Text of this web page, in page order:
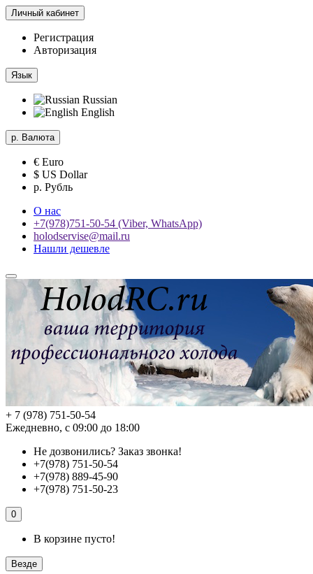
Личный кабинет
Регистрация
Авторизация
Язык
Russian
English
р. Валюта
€ Euro
$ US Dollar
р. Рубль
О нас
+7(978)751-50-54 (Viber, WhatsApp)
holodservise@mail.ru
Нашли дешевле
+ 7 (978) 751-50-54
Ежедневно, с 09:00 до 18:00
Не дозвонились? Заказ звонка!
+7(978) 751-50-54
+7(978) 889-45-90
+7(978) 751-50-23
0
В корзине пусто!
Везде